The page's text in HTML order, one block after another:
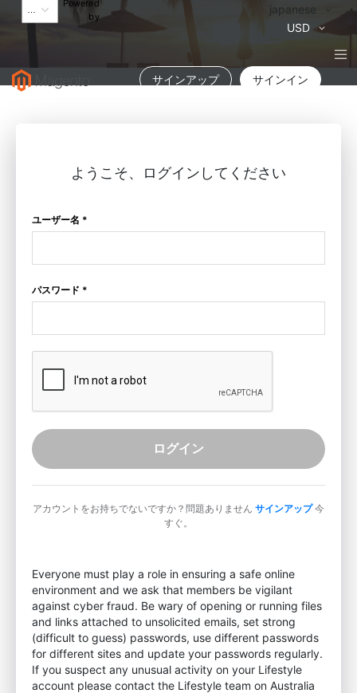
Powered
by
言
japanese
USD
サインアップ サインイン
ようこそ、ログインしてください
ユーザー名 *
パスワード *
ログイン
アカウントをお持ちでないですか？問題ありません サインアップ今
すぐ。
Everyone must play a role in ensuring a safe online
environment and we ask that members be vigilant
against cyber fraud. Be wary of opening or running files
and links attached to unsolicited emails, set strong
(difficult to guess) passwords, use different passwords
for different sites and update your passwords regularly.
If you suspect any unusual activity on your Lifestyle
account please contact the Lifestyle team on Australia